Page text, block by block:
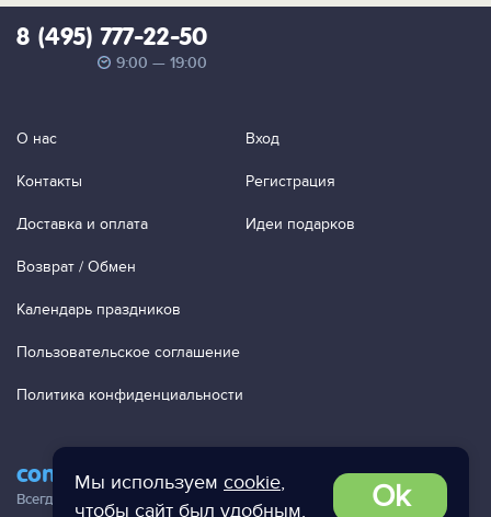
Мы используем cookie,
чтобы сайт был удобным.
Ok
contact@ac-studio.ru
Всегда отвечаем на ваши письма!
8 (495) 777-22-50
9:00 — 19:00
О нас
Контакты
Доставка и оплата
Возврат / Обмен
Календарь праздников
Пользовательское соглашение
Политика конфиденциальности
Вход
Регистрация
Идеи подарков